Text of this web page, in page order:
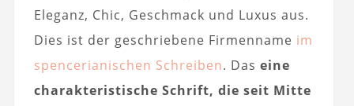
Eleganz, Chic, Geschmack und Luxus aus.
Dies ist der geschriebene Firmenname im
spencerianischen Schreiben. Das eine
charakteristische Schrift, die seit Mitte